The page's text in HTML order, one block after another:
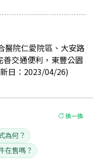
醫院仁愛院區、大安路
善交通便利，東豐公園
日：2023/04/26)
換一換
為何？
在售嗎？